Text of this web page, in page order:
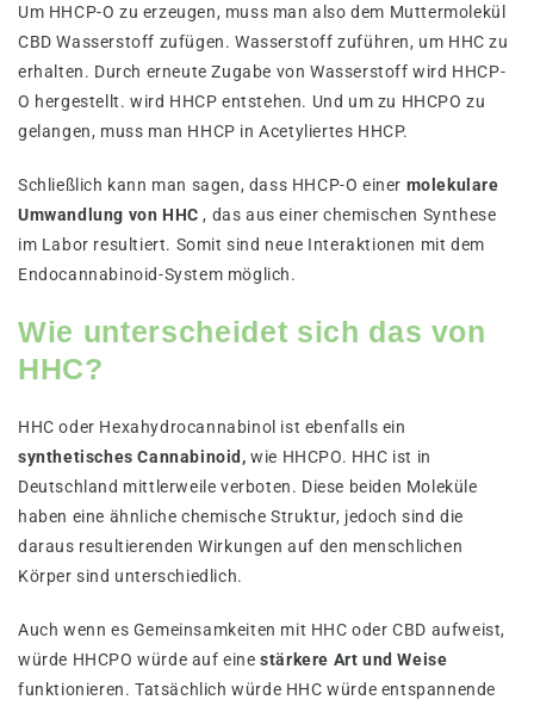
Um HHCP-O zu erzeugen, muss man also dem Muttermolekül
CBD Wasserstoff zufügen. Wasserstoff zuführen, um HHC zu
erhalten. Durch erneute Zugabe von Wasserstoff wird HHCP-
O hergestellt. wird HHCP entstehen. Und um zu HHCPO zu
gelangen, muss man HHCP in Acetyliertes HHCP.
Schließlich kann man sagen, dass HHCP-O einer molekulare
Umwandlung von HHC, das aus einer chemischen Synthese
im Labor resultiert. Somit sind neue Interaktionen mit dem
Endocannabinoid-System möglich.
Wie unterscheidet sich das von
HHC?
HHC oder Hexahydrocannabinol ist ebenfalls ein
synthetisches Cannabinoid,wie HHCPO. HHC ist in
Deutschland mittlerweile verboten. Diese beiden Moleküle
haben eine ähnliche chemische Struktur, jedoch sind die
daraus resultierenden Wirkungen auf den menschlichen
Körper sind unterschiedlich.
Auch wenn es Gemeinsamkeiten mit HHC oder CBD aufweist,
würde HHCPO würde auf einestärkere Art und Weise
funktionieren. Tatsächlich würde HHC würde entspannende